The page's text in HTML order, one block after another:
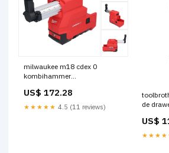
milwaukee m18 cdex 0
kombihammer
4933447450 fur m18 chx C -
l.heine
US$ 172.28
★★★★★ 4.5 (11 reviews)
de
US$